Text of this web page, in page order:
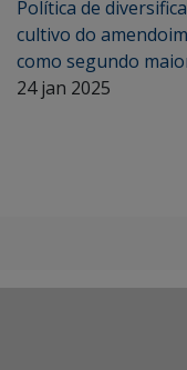
Política de
cultivo do
como segundo
24 jan 2025